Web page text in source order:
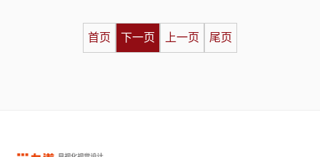
首页 下一页 上一页 尾页